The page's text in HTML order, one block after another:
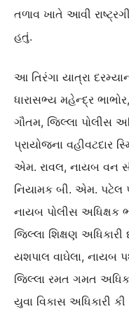
તળાવ ખાતે આવી
હતું.
આ તિરંગા યાત્રા
ધારાસભ્ય મહેન્દ્ર
ગૌતમ, જિલ્લા પોલીસ
પ્રાયોજના વહીવટદાર
એમ. રાવલ, નાયબ વન
નિયામક બી. એમ. પટેલ
નાયબ પોલીસ અધિક્ષક
જિલ્લા શિક્ષણ
યશપાલ વાઘેલા, નાયબ
જિલ્લા રમત ગમત
યુવા વિકાસ અધિકારી